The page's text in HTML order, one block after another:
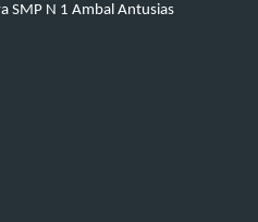
SMP N 1 Ambal Antusias